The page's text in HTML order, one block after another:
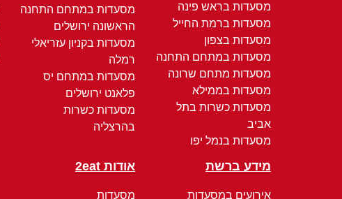
מסעדות בראש פינה
מסעדות ברמת החייל
מסעדות בצפון
מסעדות במתחם התחנה
מסעדות מתחם שרונה
מסעדות בממילא
מסעדות כשרות בתל
אביב
מסעדות בנמל יפו
מסעדות במתחם התחנה
הראשונה ירושלים
מסעדות בקניון עזריאלי
רמלה
מסעדות במתחם יס
פלאנט ירושלים
מסעדות כשרות
בהרצליה
מידע ברשת
אירועים במסעדות
אודות 2eat
מסעדות